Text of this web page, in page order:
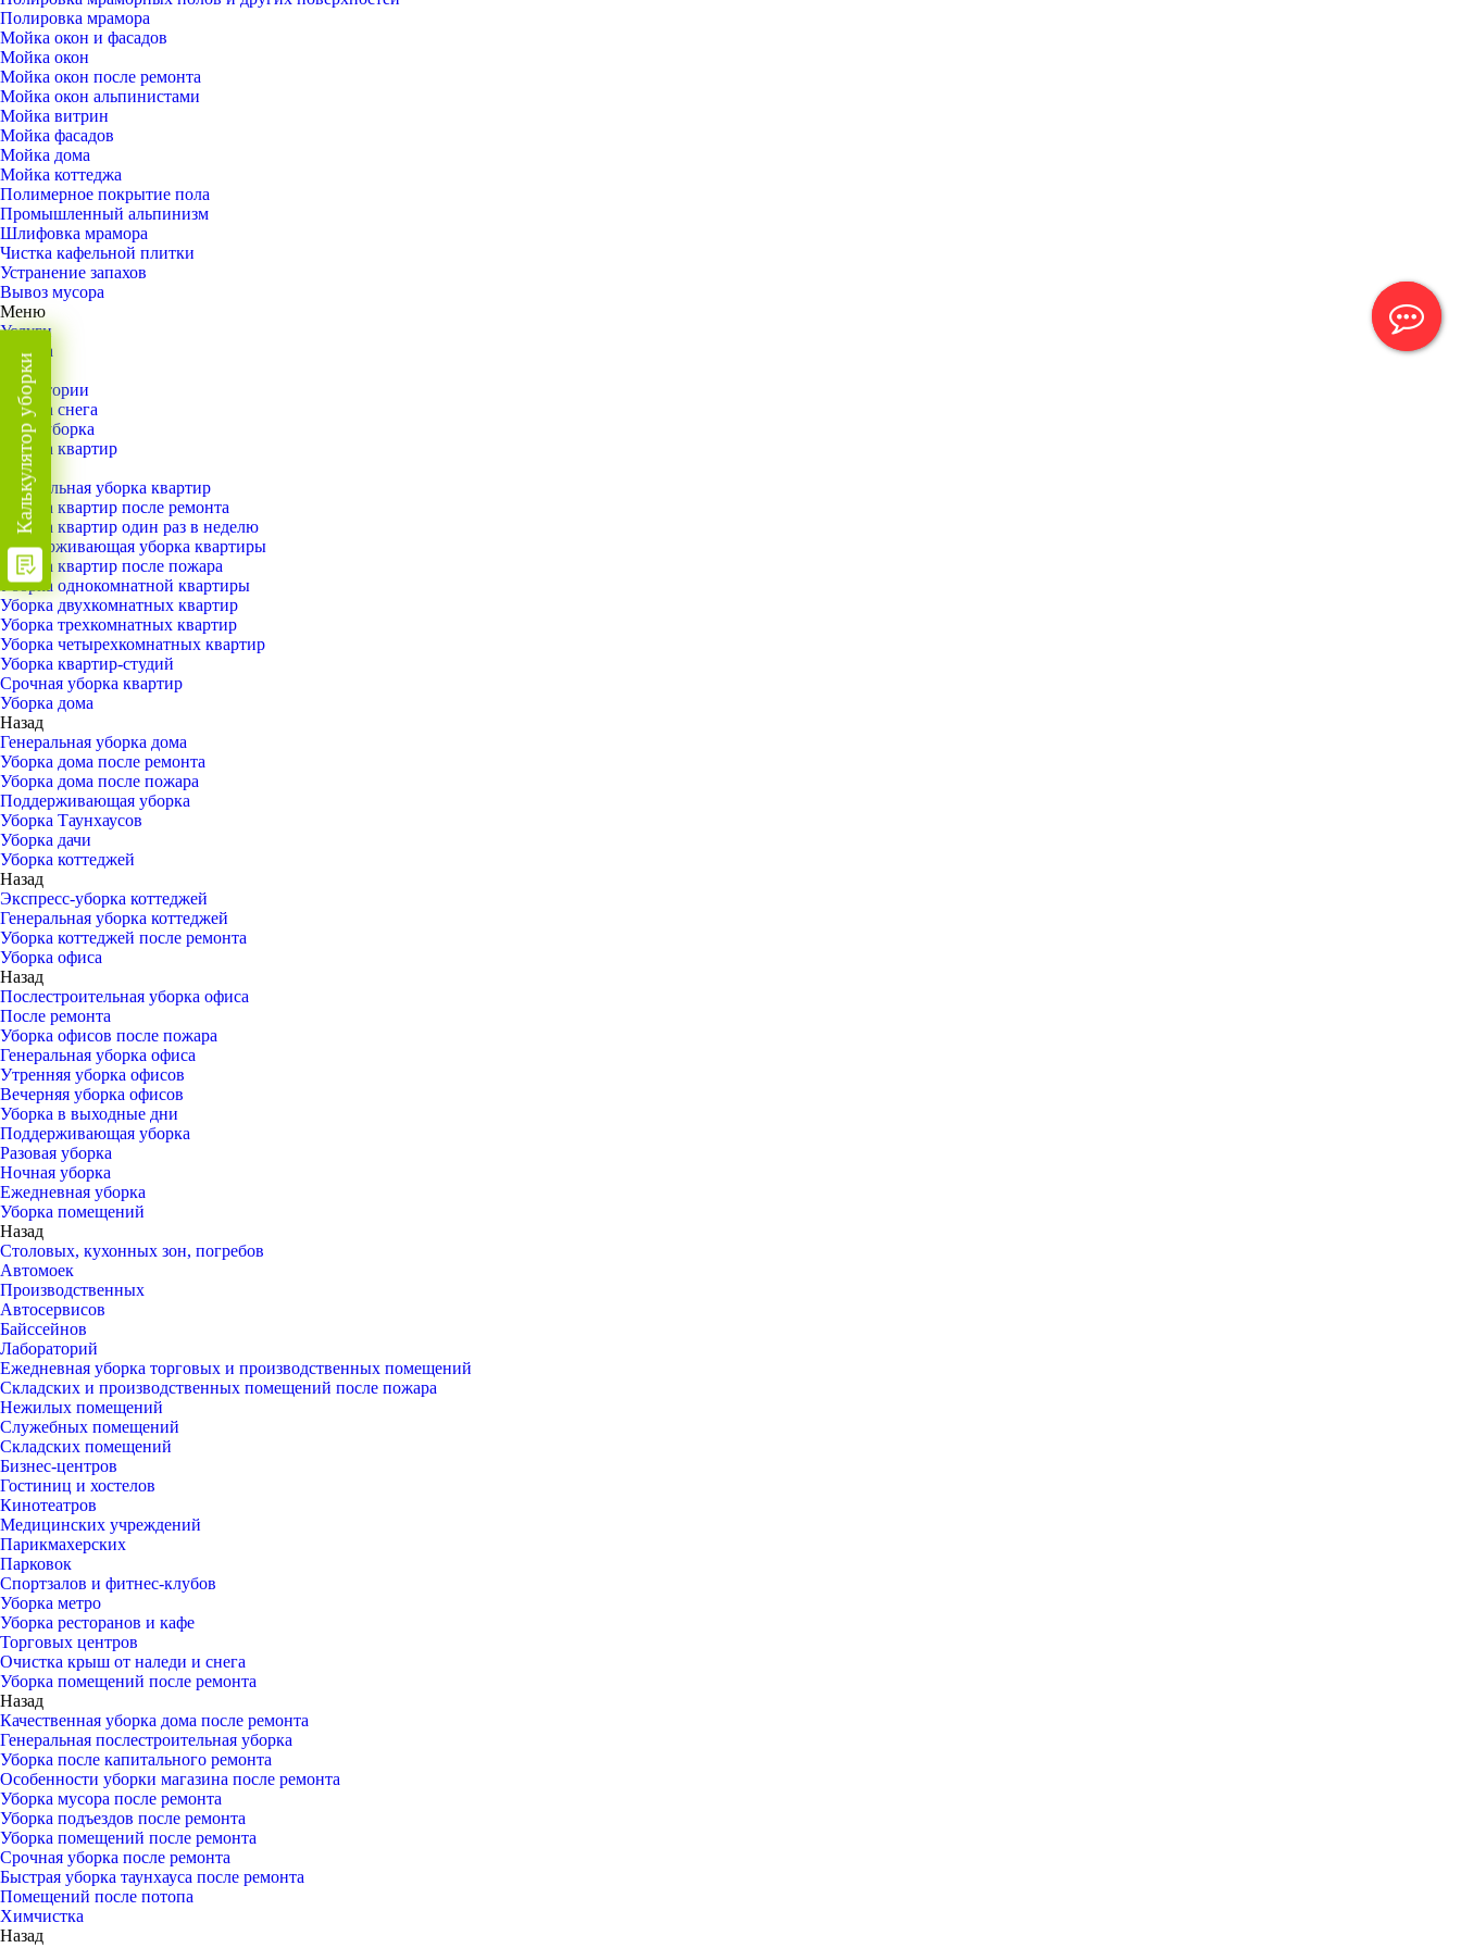
Полировка мрамора
Мойка окон и фасадов
Мойка окон
Мойка окон после ремонта
Мойка окон альпинистами
Мойка витрин
Мойка фасадов
Мойка дома
Мойка коттеджа
Полимерное покрытие пола
Промышленный альпинизм
Шлифовка мрамора
Чистка кафельной плитки
Устранение запахов
Вывоз мусора
Меню
Услуги
Уборка
Назад
Территории
Уборка снега
ВИП-уборка
Уборка квартир
Назад
Генеральная уборка квартир
Уборка квартир после ремонта
Уборка квартир один раз в неделю
Поддерживающая уборка квартиры
Уборка квартир после пожара
Уборка однокомнатной квартиры
Уборка двухкомнатных квартир
Уборка трехкомнатных квартир
Уборка четырехкомнатных квартир
Уборка квартир-студий
Срочная уборка квартир
Уборка дома
Назад
Генеральная уборка дома
Уборка дома после ремонта
Уборка дома после пожара
Поддерживающая уборка
Уборка Таунхаусов
Уборка дачи
Уборка коттеджей
Назад
Экспресс-уборка коттеджей
Генеральная уборка коттеджей
Уборка коттеджей после ремонта
Уборка офиса
Назад
Послестроительная уборка офиса
После ремонта
Уборка офисов после пожара
Генеральная уборка офиса
Утренняя уборка офисов
Вечерняя уборка офисов
Уборка в выходные дни
Поддерживающая уборка
Разовая уборка
Ночная уборка
Ежедневная уборка
Уборка помещений
Назад
Столовых, кухонных зон, погребов
Автомоек
Производственных
Автосервисов
Байссейнов
Лабораторий
Ежедневная уборка торговых и производственных помещений
Складских и производственных помещений после пожара
Нежилых помещений
Служебных помещений
Складских помещений
Бизнес-центров
Гостиниц и хостелов
Кинотеатров
Медицинских учреждений
Парикмахерских
Парковок
Спортзалов и фитнес-клубов
Уборка метро
Уборка ресторанов и кафе
Торговых центров
Очистка крыш от наледи и снега
Уборка помещений после ремонта
Назад
Качественная уборка дома после ремонта
Генеральная послестроительная уборка
Уборка после капитального ремонта
Особенности уборки магазина после ремонта
Уборка мусора после ремонта
Уборка подъездов после ремонта
Уборка помещений после ремонта
Срочная уборка после ремонта
Быстрая уборка таунхауса после ремонта
Помещений после потопа
Химчистка
Назад
Калькулятор уборки